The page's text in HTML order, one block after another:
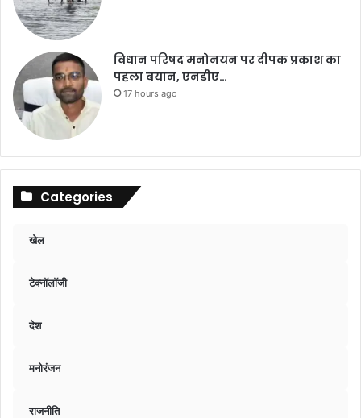
विधान परिषद मनोनयन पर दीपक प्रकाश का
पहला बयान, एनडीए…
17 hours ago
Categories
खेल
टेक्नॉलॉजी
देश
मनोरंजन
राजनीति